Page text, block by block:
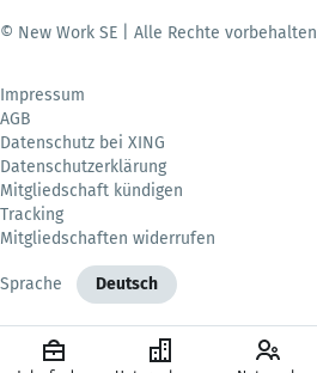
© New Work SE | Alle Rechte vorbehalten
Impressum
AGB
Datenschutz bei XING
Datenschutzerklärung
Mitgliedschaft kündigen
Tracking
Mitgliedschaften widerrufen
Sprache Deutsch